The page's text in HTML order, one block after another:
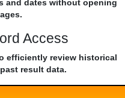
and dates without opening
Access
efficiently review historical
result data.